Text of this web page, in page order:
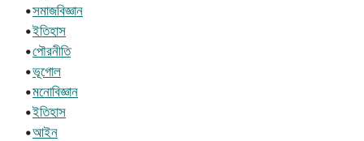
•সমাজবিজ্ঞান
•ইতিহাস
•পৌরনীতি
•ভূগোল
•মনোবিজ্ঞান
•ইতিহাস
•আইন